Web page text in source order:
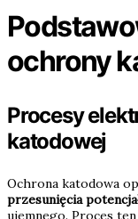
ochrony
Procesy
katodowej
Ochrona katodowa
przesunięcia
ujemnego. Proces